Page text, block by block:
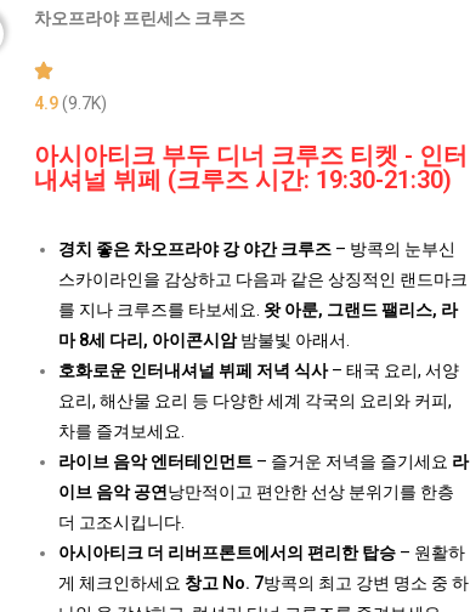
차오프라야 프린세스 크루즈
4.9(9.7K)
아시아티크 부두 디너 크루즈 티켓 - 인터
내셔널 뷔페 (크루즈 시간: 19:30-21:30)
경치 좋은 차오프라야 강 야간 크루즈– 방콕의 눈부신
스카이라인을 감상하고 다음과 같은 상징적인 랜드마크
를 지나 크루즈를 타보세요. 왓 아룬, 그랜드 팰리스, 라
마 8세 다리, 아이콘시암밤불빛 아래서.
호화로운 인터내셔널 뷔페 저녁 식사– 태국 요리, 서양
요리, 해산물 요리 등 다양한 세계 각국의 요리와 커피,
차를 즐겨보세요.
라이브 음악 엔터테인먼트– 즐거운 저녁을 즐기세요 라
이브 음악 공연 낭만적이고 편안한 선상 분위기를 한층
더 고조시킵니다.
아시아티크 더 리버프론트에서의 편리한 탑승– 원활하
게 체크인하세요 창고 No. 7방콕의 최고 강변 명소 중 하